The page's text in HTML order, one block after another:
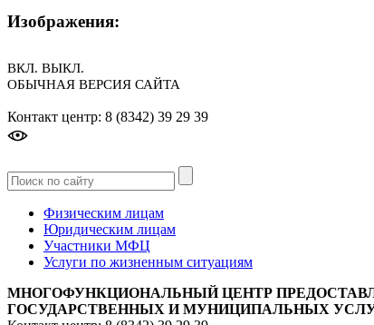
Изображения:
ВКЛ. ВЫКЛ.
ОБЫЧНАЯ ВЕРСИЯ САЙТА
Контакт центр: 8 (8342) 39 29 39
Физическим лицам
Юридическим лицам
Участники МФЦ
Услуги по жизненным ситуациям
МНОГОФУНКЦИОНАЛЬНЫЙ ЦЕНТР
ГОСУДАРСТВЕННЫХ И МУНИЦИПАЛЬНЫХ